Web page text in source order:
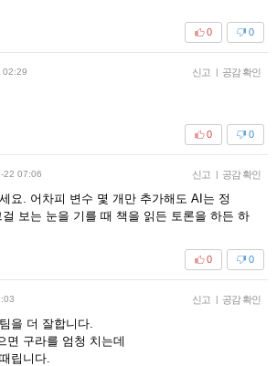
0
0
02:29 신고 | 공감 확인
0
0
22 07:06 신고 | 공감 확인
요. 어차피 변수 몇 개만 추가해도 AI는 정
보는 눈을 기를 때 책을 읽든 토론을 하든 하
0
0
신고 | 공감 확인
을 더 잘합니다.
면 구라를 엄청 치는데
립니다.